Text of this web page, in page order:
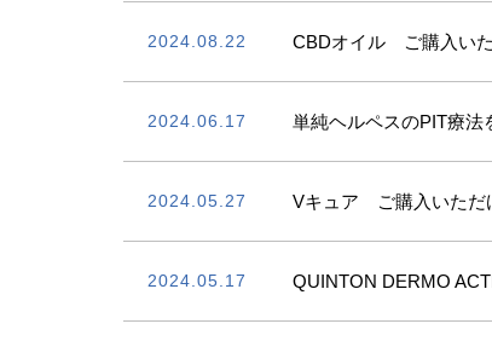
2024.08.22 CBDオイル ご購入いた
2024.06.17 単純ヘルペスのPIT療法
2024.05.27 Vキュア ご購入いただ
2024.05.17 QUINTON DERMO